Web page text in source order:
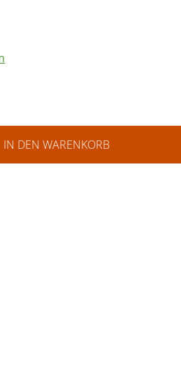
Wert
IN DEN WARENKORB